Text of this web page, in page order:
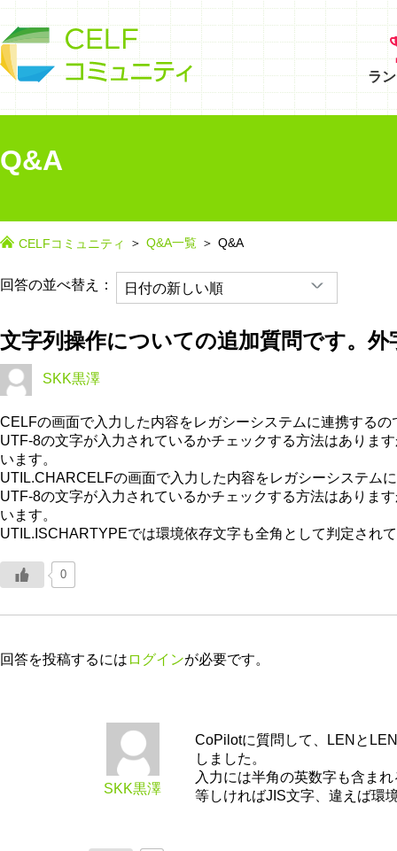
ラ
Q&A
CELFコミュニティ Q&A一覧 Q&A
回答の並べ替え：
文字列操作についての追加質問です。外
SKK黒澤
CELFの画面で入力した内容をレガシーシステムに連携する
UTF-8の文字が入力されているかチェックする方法はありま
います。
UTIL.CHARCELFの画面で入力した内容をレガシーシステム
UTF-8の文字が入力されているかチェックする方法はありま
います。
UTIL.ISCHARTYPEでは環境依存文字も全角として判定され
0
回答を投稿するには ログインが必要です。
SKK黒澤
CoPilotに質問して、LENと
しました。
入力には半角の英数字も含ま
等しければJIS文字、違えば環